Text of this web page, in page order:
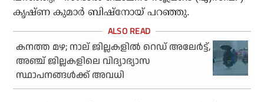
കൃഷ്ണ കുമാർ ബിഷ്‌നോയ് പറഞ്ഞു.
കനത്ത മഴ; നാല് ജില്ലകളില്‍ റെഡ് അലേര്‍ട്ട്,
അഞ്ച് ജില്ലകളിലെ വിദ്യാഭ്യാസ
സ്ഥാപനങ്ങള്‍ക്ക് അവധി